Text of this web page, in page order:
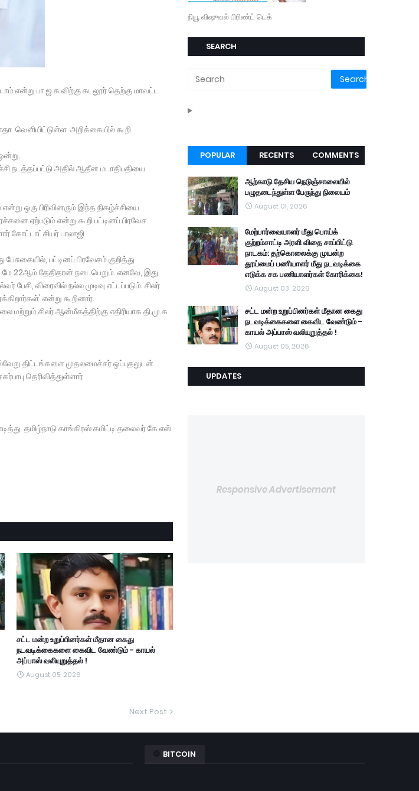
என்று பா.ஜ.க விற்கு கடலூர் தெற்கு மாவட்ட
வெளியிட்டுள்ள அறிக்கையில் கூறி
நடத்தப்பட்டு அதில் ஆதீன மடாதிபதியை
ஒரு பிரிவினரும் இந்த நிகழ்ச்சியை
ஏற்படும் என்று கூறி பட்டினப் பிரவேச
கோட்டாட்சியர் பாலாஜி
பட்டினப் பிரவேசம் குறித்து
22ஆம் தேதிதான் நடைபெறும். எனவே, இது
விரைவில் நல்ல முடிவு எட்டப்படும். சிலர்
என்று கூறினார்.
சிலர் ஆன்மீகத்திற்கு எதிரியாக தி.மு.க
திட்டங்களை முதலமைச்சர் ஒப்புதலுடன்
தெரிவித்துள்ளார்
தமிழ்நாடு காங்கிரஸ் கமிட்டி தலைவர் கே எஸ்
சட்ட மன்ற உறுப்பினர்கள் மீதான கைது
நடவடிக்கைகளை கைவிட வேண்டும் - காயல்
அப்பாஸ் வலியுறுத்தல் !
August 05, 2026
Next Post
நியூ விஷுவல் பிரிண்ட் டெக்
SEARCH
POPULAR RECENTS COMMENTS
ஆற்காடு தேசிய நெடுஞ்சாலையில்
பழுதடைந்துள்ள பேருந்து நிலையம்
August 01, 2026
மேற்பார்வையாளர் மீது பொய்க்
குற்றம்சாட்டி அரளி விதை சாப்பிட்டு
நாடகம்: தற்கொலைக்கு முயன்ற
தூய்மைப் பணியாளர் மீது நடவடிக்கை
எடுக்க சக பணியாளர்கள் கோரிக்கை!
August 03, 2026
சட்ட மன்ற உறுப்பினர்கள் மீதான கைது
நடவடிக்கைகளை கைவிட வேண்டும் -
காயல் அப்பாஸ் வலியுறுத்தல் !
August 05, 2026
UPDATES
Responsive Advertisement
BITCOIN